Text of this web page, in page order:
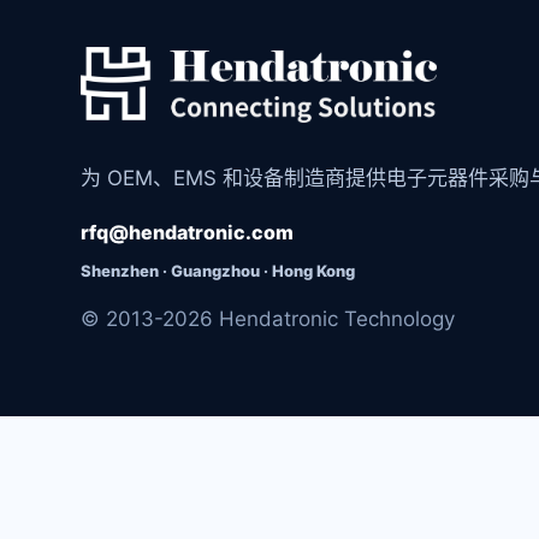
为 OEM、EMS 和设备制造商提供电子元器件采购
rfq@hendatronic.com
Shenzhen · Guangzhou · Hong Kong
© 2013-2026 Hendatronic Technology